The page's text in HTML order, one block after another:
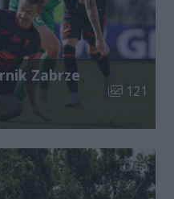
Zabrze
Liczba
121